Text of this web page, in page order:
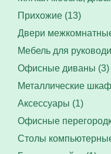
Прихожие (13)
Двери
Мебель для
Офисные диваны (3)
Металлические
Аксессуары (1)
Офисные
Столы